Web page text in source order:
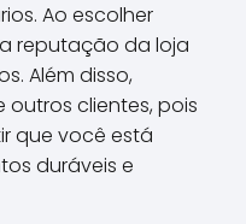
Ao escolher
reputação da loja
Além disso,
clientes, pois
que você está
duráveis e